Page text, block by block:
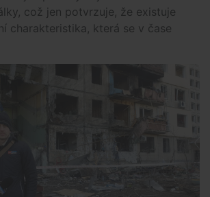
což jen potvrzuje, že existuje
charakteristika, která se v čase